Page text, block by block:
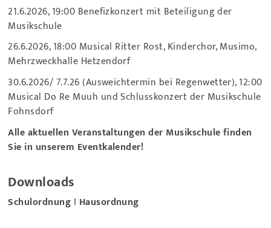
21.6.2026, 19:00 Benefizkonzert mit Beteiligung der
Musikschule
26.6.2026, 18:00 Musical Ritter Rost, Kinderchor, Musimo,
Mehrzweckhalle Hetzendorf
30.6.2026/ 7.7.26 (Ausweichtermin bei Regenwetter), 12:00
Musical Do Re Muuh und Schlusskonzert der Musikschule
Fohnsdorf
Alle aktuellen Veranstaltungen der Musikschule finden
Sie in unserem Eventkalender!
Downloads
Schulordnung I Hausordnung